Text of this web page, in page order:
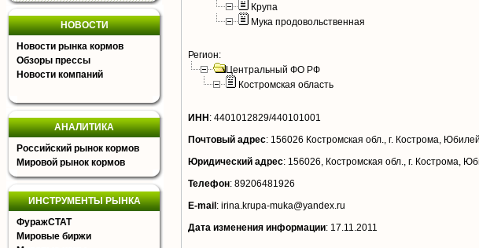
НОВОСТИ
Новости рынка кормов
Обзоры прессы
Новости компаний
АНАЛИТИКА
Российский рынок кормов
Мировой рынок кормов
ИНСТРУМЕНТЫ РЫНКА
ФуражСТАТ
Мировые биржи
Крупа
Мука продовольственная
Регион:
Центральный ФО РФ
Костромская область
ИНН : 4401012829/440101001
Почтовый адрес: 156026 Костромская обл., г. Кострома,
Юридический адрес: 156026, Костромская обл., г. Кострома,
Телефон: 89206481926
E-mail : irina.krupa-muka@yandex.ru
Дата изменения информации: 17.11.2011